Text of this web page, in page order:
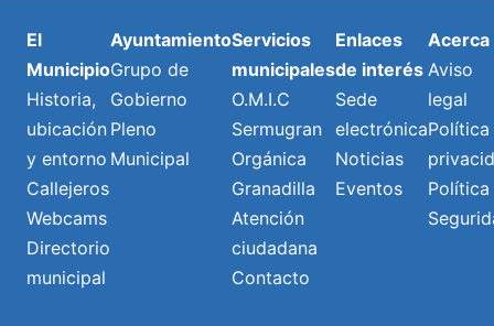
El
Municipio
Historia,
ubicación
y entorno
Callejeros
Webcams
Directorio
municipal
Ayuntamiento
Grupo de
Gobierno
Pleno
Municipal
Servicios
municipales
O.M.I.C
Sermugran
Orgánica
Granadilla
Atención
ciudadana
Contacto
Enlaces
de interés
Sede
electrónica
Noticias
Eventos
Acerca
Aviso
legal
Política
Política